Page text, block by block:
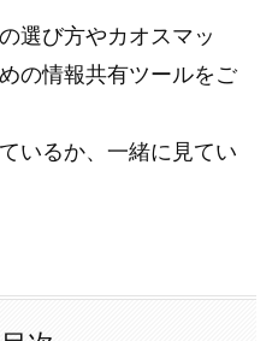
選び方やカオスマッ
の情報共有ツールをご
いるか、一緒に見てい